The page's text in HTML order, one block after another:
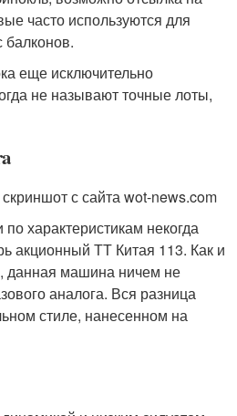
часто используются для
балконов.
еще исключительно
не называют точные лоты,
с сайта wot-news.com
характеристикам некогда
акционный ТТ Китая 113. Как и
данная машина ничем не
аналога. Вся разница
стиле, нанесенном на